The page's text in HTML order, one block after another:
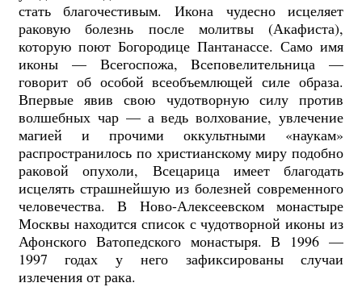
стать благочестивым. Икона чудесно исцеляет
раковую болезнь после молитвы (Акафиста),
которую поют Богородице Пантанассе. Само имя
иконы — Всегоспожа, Bсeповелительница —
говорит об особой всеобъемлющей силе образа.
Впервые явив свою чудотворную силу против
волшебных чар — а ведь волхование, увлечение
магией и прочими оккультными «наукам»
распространилось по христианскому миру подобно
раковой опухоли, Всецарица имеет благодать
исцелять страшнейшую из болезней современного
человечества. В Ново-Алексеевском монастыре
Москвы находится список с чудотворной иконы из
Афонского Ватопедского монастыря. В 1996 —
1997 годах у него зафиксированы случаи
излечения от рака.